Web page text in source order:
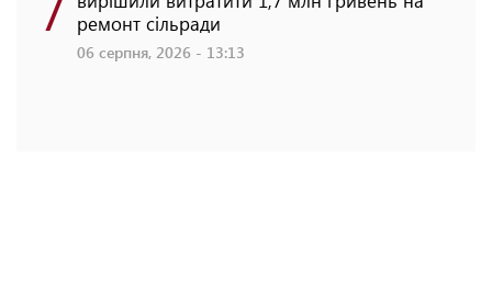
ремонт сільради
06 серпня, 2026 - 13:13